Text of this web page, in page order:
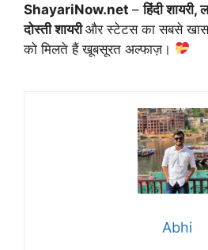
ShayariNow.net –हिंदी शायरी,
दोस्ती शायरीऔर स्टेटस का सबसे खास
को मिलते हैं खूबसूरत अल्फाज़।
Abhi